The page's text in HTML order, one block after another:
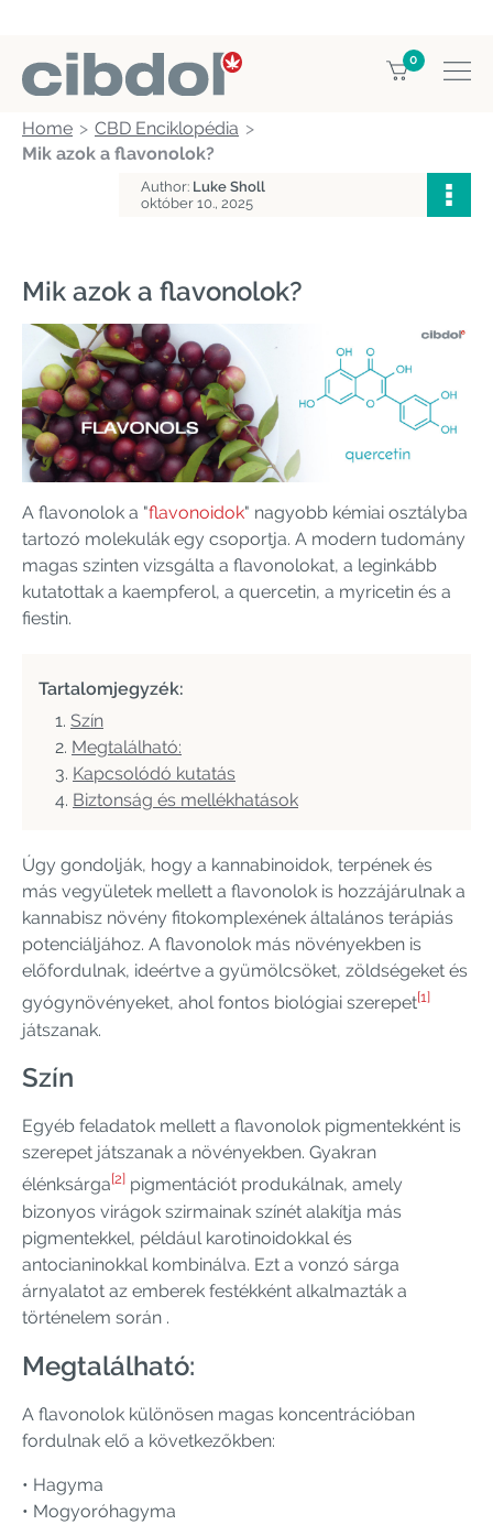
0
Home
CBD Enciklopédia
Mik azok a flavonolok?
Author: Luke Sholl
október 10., 2025
Mik azok a flavonolok?
A flavonolok a "flavonoidok" nagyobb kémiai osztályba
tartozó molekulák egy csoportja. A modern tudomány
magas szinten vizsgálta a flavonolokat, a leginkább
kutatottak a kaempferol, a quercetin, a myricetin és a
fiestin.
Tartalomjegyzék:
Szín
Megtalálható:
Kapcsolódó kutatás
Biztonság és mellékhatások
Úgy gondolják, hogy a kannabinoidok, terpének és
más vegyületek mellett a flavonolok is hozzájárulnak a
kannabisz növény fitokomplexének általános terápiás
potenciáljához. A flavonolok más növényekben is
előfordulnak, ideértve a gyümölcsöket, zöldségeket és
gyógynövényeket, ahol fontos biológiai szerepet[1]
játszanak.
Szín
Egyéb feladatok mellett a flavonolok pigmentekként is
szerepet játszanak a növényekben. Gyakran
élénksárga[2] pigmentációt produkálnak, amely
bizonyos virágok szirmainak színét alakítja más
pigmentekkel, például karotinoidokkal és
antocianinokkal kombinálva. Ezt a vonzó sárga
árnyalatot az emberek festékként alkalmazták a
történelem során .
Megtalálható:
A flavonolok különösen magas koncentrációban
fordulnak elő a következőkben:
• Hagyma
• Mogyoróhagyma